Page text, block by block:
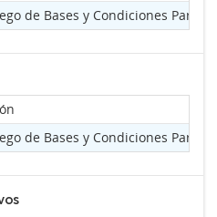
de Bases y Condiciones
de Bases y Condiciones